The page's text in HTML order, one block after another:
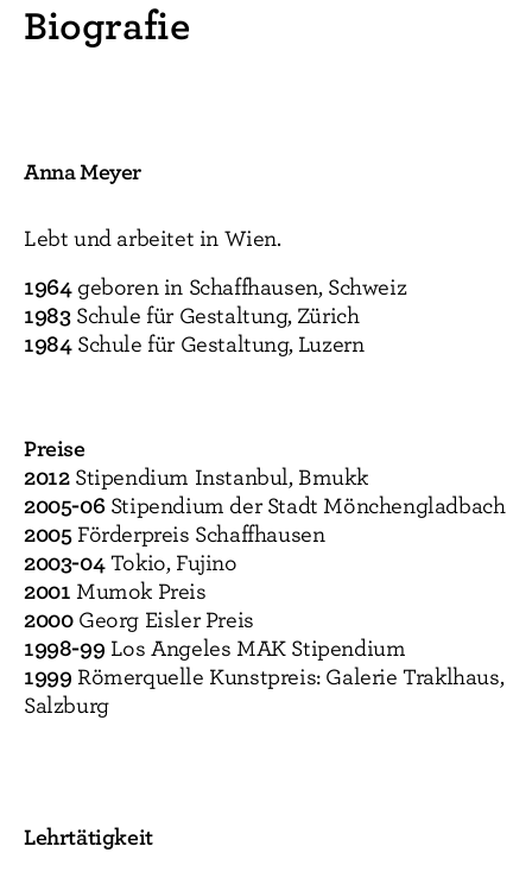
Biografie
Anna Meyer
Lebt und arbeitet in Wien.
1964geboren in Schaffhausen, Schweiz
1983Schule für Gestaltung, Zürich
1984Schule für Gestaltung, Luzern
Preise
2012Stipendium Instanbul, Bmukk
2005-06Stipendium der Stadt Mönchengladbach
2005Förderpreis Schaffhausen
2003-04Tokio, Fujino
2001 Mumok Preis
2000Georg Eisler Preis
1998-99 Los Angeles MAK Stipendium
1999 Römerquelle Kunstpreis: Galerie Traklhaus,
Salzburg
Lehrtätigkeit